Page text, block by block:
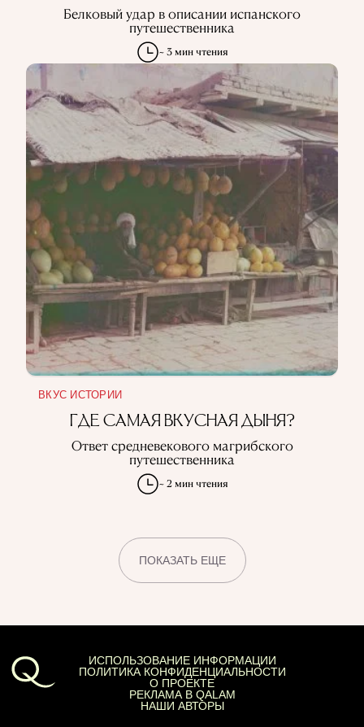
Белковый удар в описании испанского
путешественника
~ 3 мин чтения
ВКУС ИСТОРИИ
ГДЕ САМАЯ ВКУСНАЯ ДЫНЯ?
Ответ средневекового магрибского
путешественника
~ 2 мин чтения
ПОКАЗАТЬ ЕЩЕ
ИСПОЛЬЗОВАНИЕ ИНФОРМАЦИИ
ПОЛИТИКА КОНФИДЕНЦИАЛЬНОСТИ
О ПРОЕКТЕ
РЕКЛАМА В QALAM
НАШИ АВТОРЫ